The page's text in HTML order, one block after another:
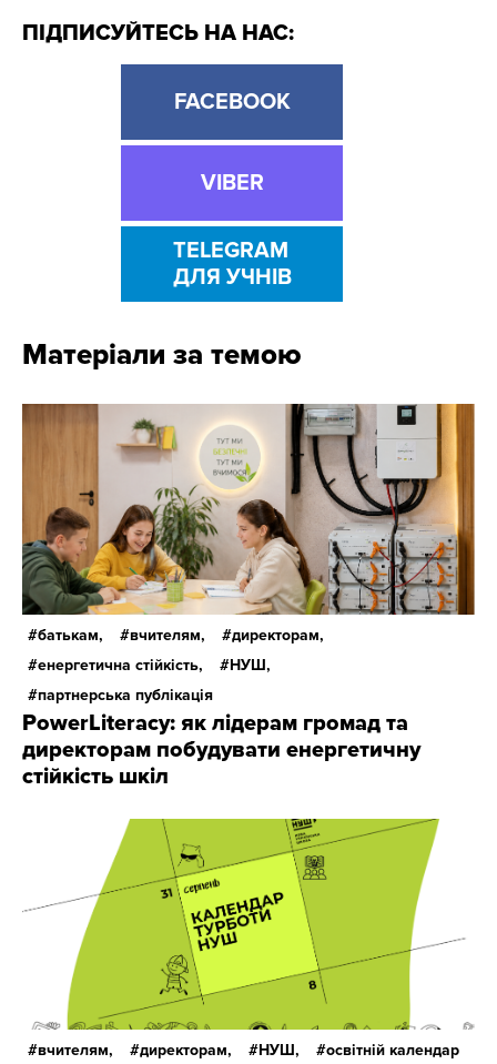
ПІДПИСУЙТЕСЬ НА НАС:
FACEBOOK
VIBER
TELEGRAM
ДЛЯ УЧНІВ
Матеріали за темою
батькам, вчителям,
директорам,
енергетична стійкість,
НУШ,
партнерська публікація
PowerLiteracy: як лідерам громад та
директорам побудувати енергетичну
стійкість шкіл
вчителям, директорам, НУШ, освітній календар